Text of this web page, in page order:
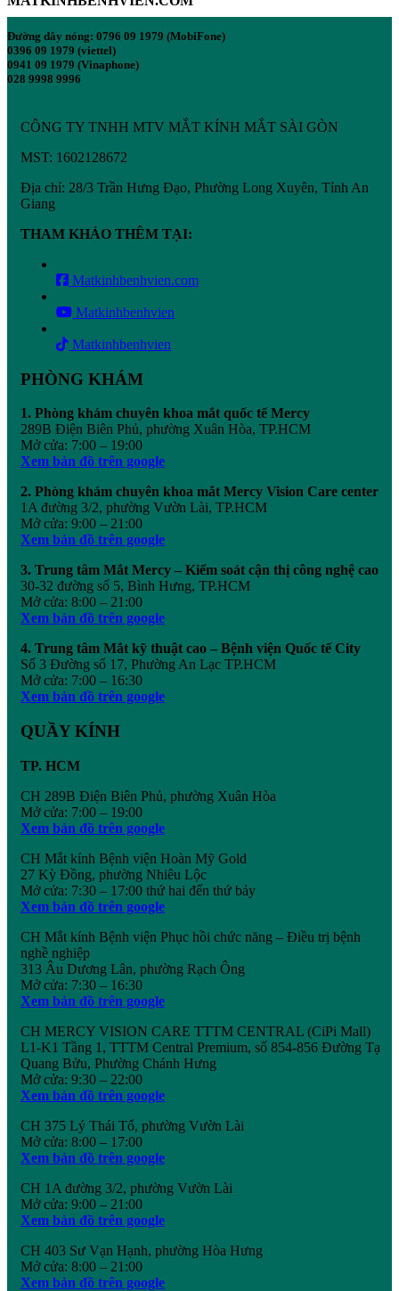
Đường dây nóng: 0796 09 1979 (MobiFone)
0396 09 1979 (viettel)
0941 09 1979 (Vinaphone)
028 9998 9996
CÔNG TY TNHH MTV MẮT KÍNH MẮT SÀI GÒN
MST: 1602128672
Địa chỉ: 28/3 Trần Hưng Đạo, Phường Long Xuyên, Tỉnh An
Giang
THAM KHẢO THÊM TẠI:
Matkinhbenhvien.com
Matkinhbenhvien
Matkinhbenhvien
PHÒNG KHÁM
1. Phòng khám chuyên khoa mắt quốc tế Mercy
289B Điện Biên Phủ, phường Xuân Hòa, TP.HCM
Mở cửa: 7:00 – 19:00
Xem bản đồ trên google
2. Phòng khám chuyên khoa mắt Mercy Vision Care center
1A đường 3/2, phường Vườn Lài, TP.HCM
Mở cửa: 9:00 – 21:00
Xem bản đồ trên google
3. Trung tâm Mắt Mercy – Kiểm soát cận thị công nghệ cao
30-32 đường số 5, Bình Hưng, TP.HCM
Mở cửa: 8:00 – 21:00
Xem bản đồ trên google
4. Trung tâm Mắt kỹ thuật cao – Bệnh viện Quốc tế City
Số 3 Đường số 17, Phường An Lạc TP.HCM
Mở cửa: 7:00 – 16:30
Xem bản đồ trên google
QUẦY KÍNH
TP. HCM
CH 289B Điện Biên Phủ, phường Xuân Hòa
Mở cửa: 7:00 – 19:00
Xem bản đồ trên google
CH Mắt kính Bệnh viện Hoàn Mỹ Gold
27 Kỳ Đồng, phường Nhiêu Lộc
Mở cửa: 7:30 – 17:00 thứ hai đến thứ bảy
Xem bản đồ trên google
CH Mắt kính Bệnh viện Phục hồi chức năng – Điều trị bệnh
nghề nghiệp
313 Âu Dương Lân, phường Rạch Ông
Mở cửa: 7:30 – 16:30
Xem bản đồ trên google
CH MERCY VISION CARE TTTM CENTRAL (CiPi Mall)
L1-K1 Tầng 1, TTTM Central Premium, số 854-856 Đường Tạ
Quang Bửu, Phường Chánh Hưng
Mở cửa: 9:30 – 22:00
Xem bản đồ trên google
CH 375 Lý Thái Tổ, phường Vườn Lài
Mở cửa: 8:00 – 17:00
Xem bản đồ trên google
CH 1A đường 3/2, phường Vườn Lài
Mở cửa: 9:00 – 21:00
Xem bản đồ trên google
CH 403 Sư Vạn Hạnh, phường Hòa Hưng
Mở cửa: 8:00 – 21:00
Xem bản đồ trên google